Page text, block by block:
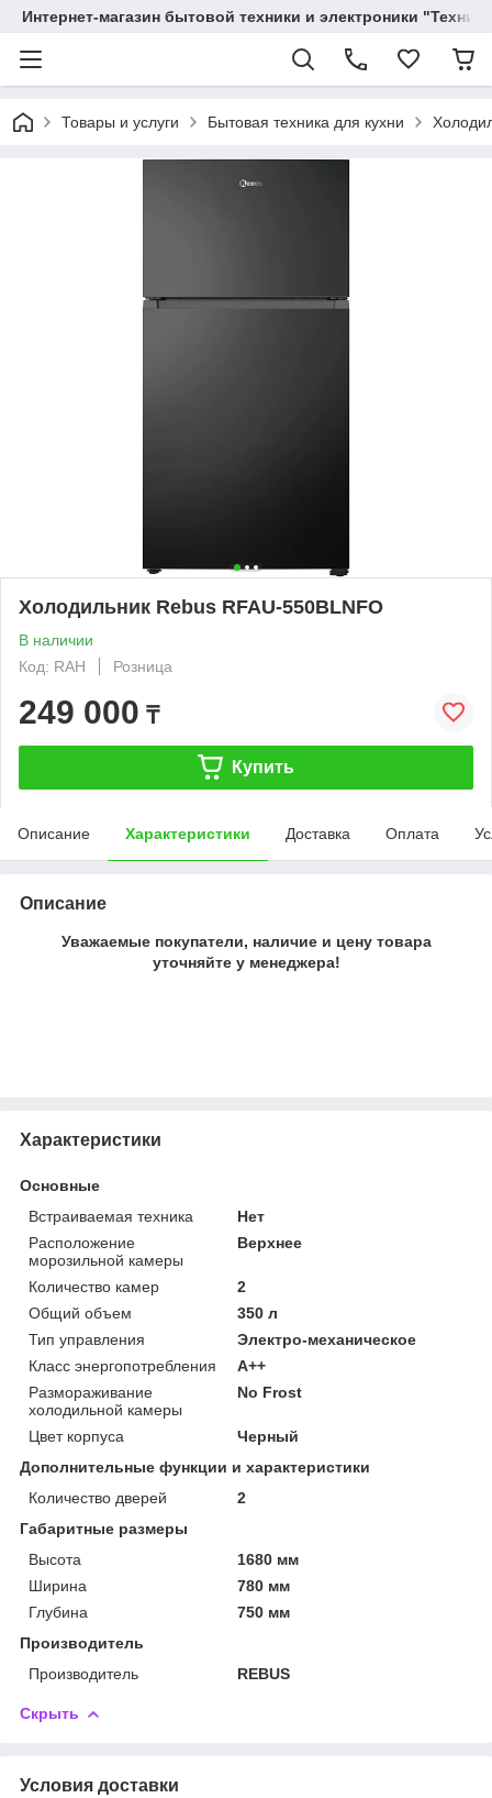
Интернет-магазин бытовой техники и электроники
Товары и услуги Бытовая техника для кухни
Холодильник Rebus RFAU-550BLNFO
В наличии
Код: RAH
Розница
249 000 ₸
Купить
Описание Характеристики Доставка Оплата
Описание
Уважаемые покупатели, наличие и цену товара
уточняйте у менеджера!
Характеристики
Основные
Встраиваемая техника
Нет
Расположение
морозильной камеры
Верхнее
Количество камер
2
Общий объем
350 л
Тип управления
Электро-механическое
Класс энергопотребления
A++
Размораживание
холодильной камеры
No Frost
Цвет корпуса
Черный
Дополнительные функции и характеристики
Количество дверей
2
Габаритные размеры
Высота
1680 мм
Ширина
780 мм
Глубина
750 мм
Производитель
Производитель
REBUS
Скрыть
Условия доставки